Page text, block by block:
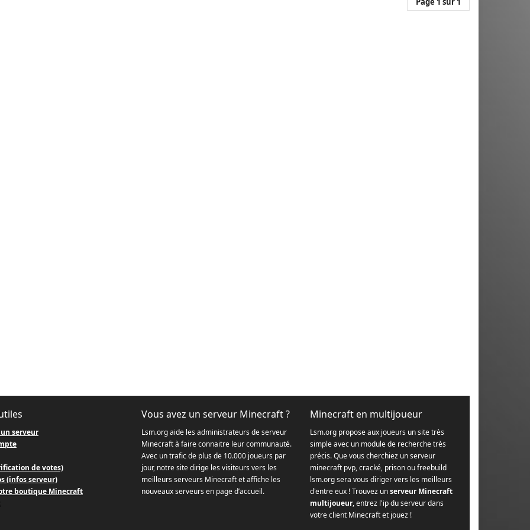
serveur
de votes)
(infos serveur)
boutique Minecraft
Vous avez un serveur Minecraft ?
Lsm.org aide les administrateurs de serveur
Minecraft à faire connaitre leur communauté.
Avec un trafic de plus de 10.000 joueurs par
jour, notre site dirige les visiteurs vers les
meilleurs serveurs Minecraft et affiche les
nouveaux serveurs en page d’accueil.
Minecraft en multijoueur
Lsm.org propose aux joueurs un site très
simple avec un module de recherche très
précis. Que vous cherchiez un serveur
minecraft pvp, cracké, prison ou freebuild
lsm.org sera vous diriger vers les meilleurs
d'entre eux ! Trouvez unserveur Minecraft
multijoueur, entrez l'ip du serveur dans
votre client Minecraft et jouez !